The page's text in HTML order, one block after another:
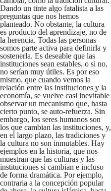
Dando un tinte algo fatalista a las
preguntas que nos hemos
planteado. No obstante, la cultura
es producto del aprendizaje, no de
la herencia. Todas las personas
somos parte activa para definirla y
sostenerla. Es deseable que las
instituciones sean estables, o si no,
no serían muy útiles. Es por eso
mismo, que cuando vemos la
relación entre las instituciones y la
economía, se vuelve casi inevitable
observar un mecanismo que, hasta
cierto punto, se auto-refuerza. Sin
embargo, los seres humanos son
los que cambian las instituciones, y,
en el largo plazo, las tradiciones y
la cultura no son inmutables. Hay
ejemplos en la historia, que nos
muestran que las culturas y las
instituciones sí cambian e incluso
de forma dramática. Por ejemplo,
contraria a la concepción popular